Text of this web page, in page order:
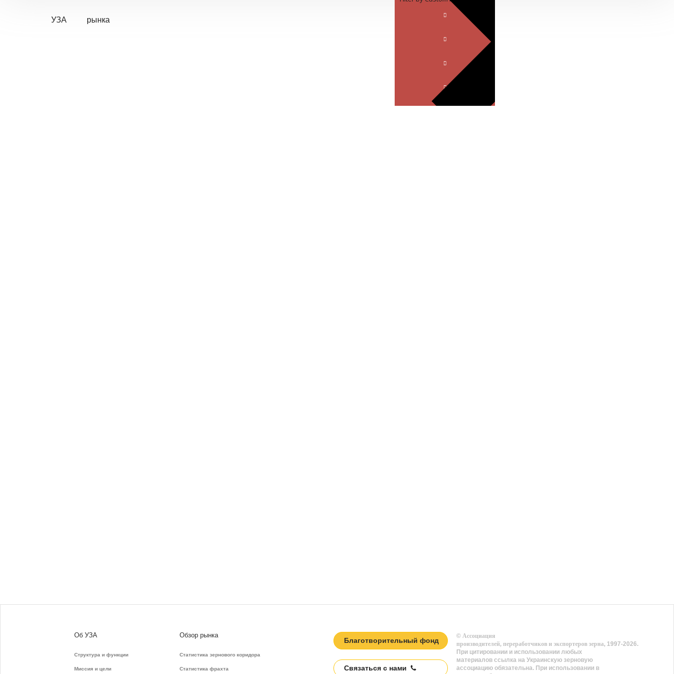
УЗА рынка
Об УЗА
Структура и функции
Миссия и цели
Обзор рынка
Статистика зернового коридора
Статистика фрахта
Благотворительный фонд
Связаться с нами
© Ассоциация
производителей, переработчиков и экспортеров зерна, 1997-2026.
При цитировании и использовании любых
материалов ссылка на Украинскую зерновую
ассоциацию обязательна. При использовании в